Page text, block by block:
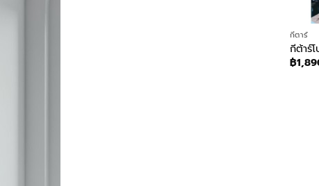
กีตาร์
กีต้าร์
฿